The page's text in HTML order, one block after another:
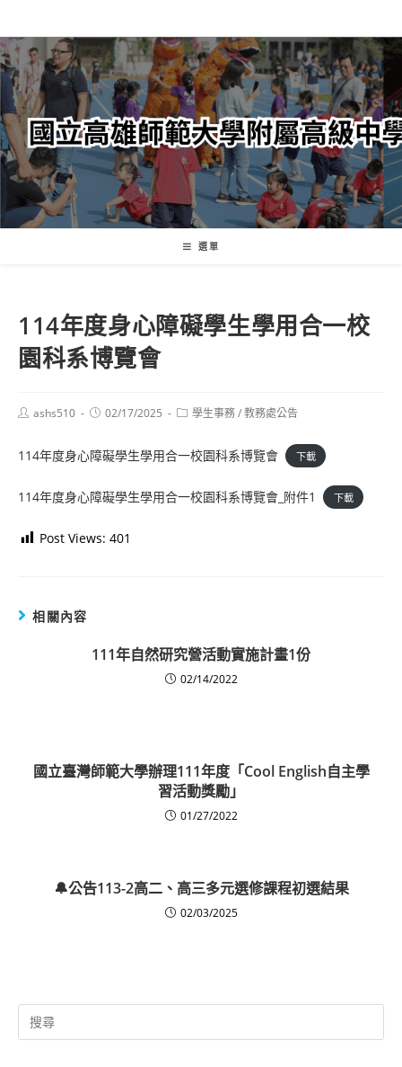
轉
至
主
內
容
選單
114年度身心障礙學生學用合一校
園科系博覽會
Postashs510
Post02/17/2025
Post學生事務/教務處公告
114年度身心障礙學生學用合一校園科系博覽會 下載
114年度身心障礙學生學用合一校園科系博覽會_附件1 下載
Post Views: 401
相關內容
111年自然研究營活動實施計畫1份
02/14/2022
國立臺灣師範大學辦理111年度「Cool English自主學
習活動獎勵」
01/27/2022
🔔公告113-2高二、高三多元選修課程初選結果
02/03/2025
Search
for: